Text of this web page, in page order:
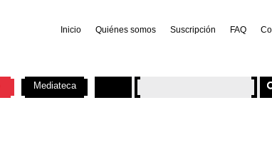
Inicio Quiénes somos Suscripción FAQ
Mediateca